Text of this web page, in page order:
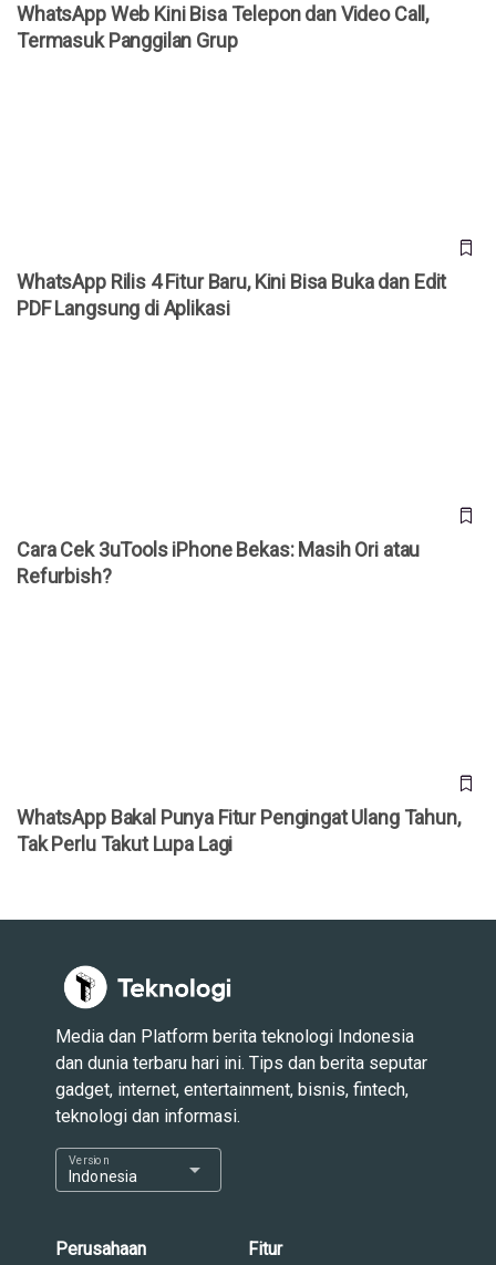
WhatsApp Web Kini Bisa Telepon dan Video Call,
Termasuk Panggilan Grup
WhatsApp Rilis 4 Fitur Baru, Kini Bisa Buka dan Edit
PDF Langsung di Aplikasi
Cara Cek 3uTools iPhone Bekas: Masih Ori atau
Refurbish?
WhatsApp Bakal Punya Fitur Pengingat Ulang Tahun,
Tak Perlu Takut Lupa Lagi
Media dan Platform berita teknologi Indonesia
dan dunia terbaru hari ini. Tips dan berita seputar
gadget, internet, entertainment, bisnis, fintech,
teknologi dan informasi.
Indonesia
Version arrow_drop_down
Perusahaan Fitur